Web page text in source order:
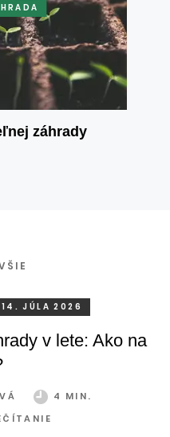
záhrady
14. JÚLA 2026
v lete: Ako na
4 MIN.